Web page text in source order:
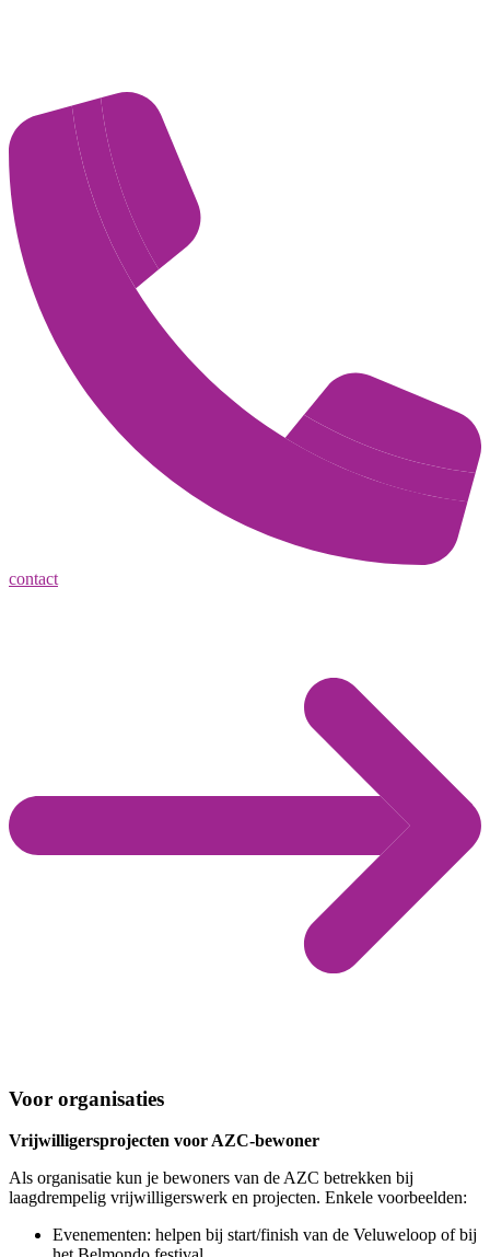
contact
Voor organisaties
Vrijwilligersprojecten voor AZC-bewoner
Als organisatie kun je bewoners van de AZC betrekken bij
laagdrempelig vrijwilligerswerk en projecten. Enkele voorbeelden:
Evenementen: helpen bij start/finish van de Veluweloop of bij